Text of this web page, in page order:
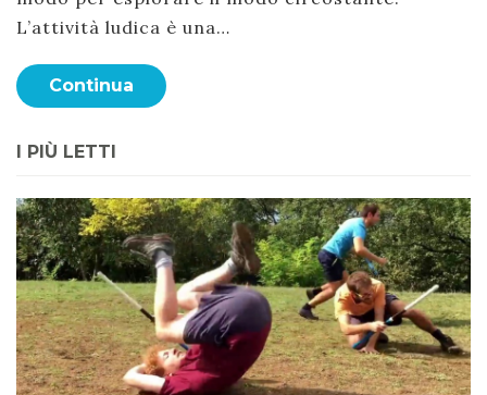
L’attività ludica è una…
Continua
I PIÙ LETTI